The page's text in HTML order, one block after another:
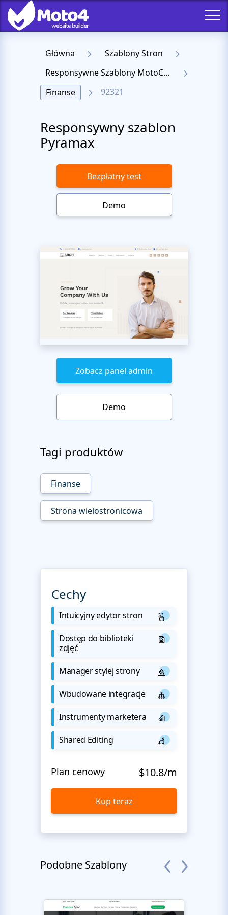
Główna
Szablony Stron
Responsywne Szablony MotoCMS 3
Finanse
92321
Responsywny szablon
Pyramax
Bezpłatny test
Demo
Zobacz panel admin
Demo
Tagi produktów
Finanse
Strona wielostronicowa
Cechy
Intuicyjny edytor stron
Dostęp do biblioteki
zdjęć
Manager stylej strony
Wbudowane integracje
Instrumenty marketera
Shared Editing
Plan cenowy $10.8/m
Kup teraz
Podobne Szablony